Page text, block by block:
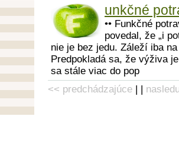
unkčné
•• Funkčné
povedal, že „i
nie je bez jedu. Záleží iba
Predpokladá sa, že výživa
sa stále viac do pop
<< predchádzajúce | |